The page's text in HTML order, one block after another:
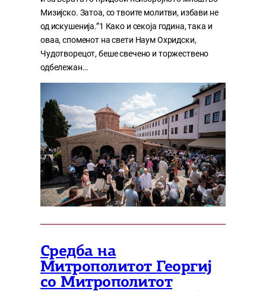
Мизијско. Затоа, со твоите молитви, избави не
од искушенија.”1 Како и секоја година, така и
оваа, споменот на свети Наум Охридски,
Чудотворецот, беше свечено и торжествено
одбележан…
Средба на
Митрополитот Георгиј
со Митрополитот